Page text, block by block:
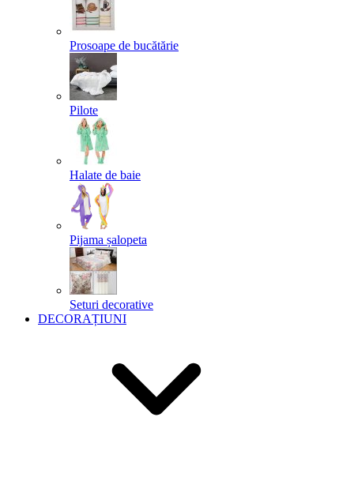
Prosoape de bucătărie
Pilote
Halate de baie
Pijama șalopeta
Seturi decorative
DECORAȚIUNI